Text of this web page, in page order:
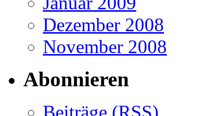
Dezember 2008
November 2008
Abonnieren